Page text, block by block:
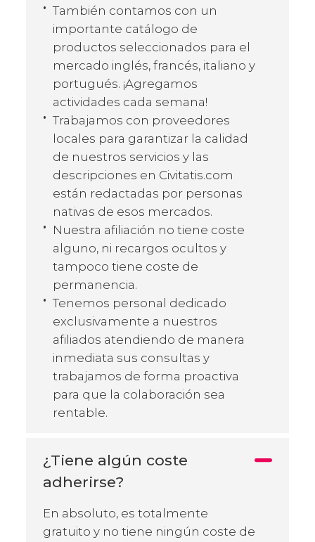
También contamos con un
importante catálogo de
productos seleccionados para el
mercado inglés, francés, italiano y
portugués. ¡Agregamos
actividades cada semana!
Trabajamos con proveedores
locales para garantizar la calidad
de nuestros servicios y las
descripciones en Civitatis.com
están redactadas por personas
nativas de esos mercados.
Nuestra afiliación no tiene coste
alguno, ni recargos ocultos y
tampoco tiene coste de
permanencia.
Tenemos personal dedicado
exclusivamente a nuestros
afiliados atendiendo de manera
inmediata sus consultas y
trabajamos de forma proactiva
para que la colaboración sea
rentable.
¿Tiene algún coste
adherirse?
En absoluto, es totalmente
gratuito y no tiene ningún coste de